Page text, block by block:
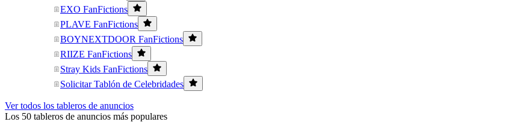
EXO FanFictions
PLAVE FanFictions
BOYNEXTDOOR FanFictions
RIIZE FanFictions
Stray Kids FanFictions
Solicitar Tablón de Celebridades
Ver todos los tableros de anuncios
Los 50 tableros de anuncios más populares